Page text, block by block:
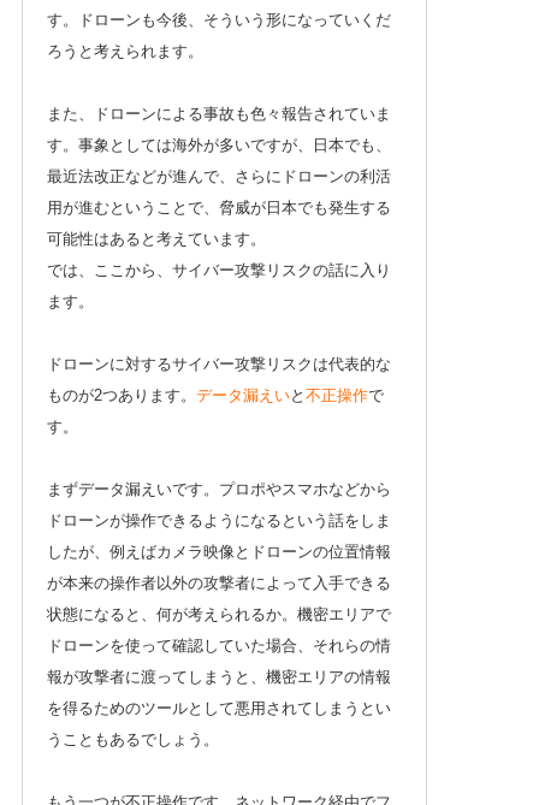
す。ドローンも今後、そういう形になっていくだ
ろうと考えられます。
また、ドローンによる事故も色々報告されていま
す。事象としては海外が多いですが、日本でも、
最近法改正などが進んで、さらにドローンの利活
用が進むということで、脅威が日本でも発生する
可能性はあると考えています。
では、ここから、サイバー攻撃リスクの話に入り
ます。
ドローンに対するサイバー攻撃リスクは代表的な
ものが2つあります。 データ漏えいと 不正操作で
す。
まずデータ漏えいです。プロポやスマホなどから
ドローンが操作できるようになるという話をしま
したが、例えばカメラ映像とドローンの位置情報
が本来の操作者以外の攻撃者によって入手できる
状態になると、何が考えられるか。機密エリアで
ドローンを使って確認していた場合、それらの情
報が攻撃者に渡ってしまうと、機密エリアの情報
を得るためのツールとして悪用されてしまうとい
うこともあるでしょう。